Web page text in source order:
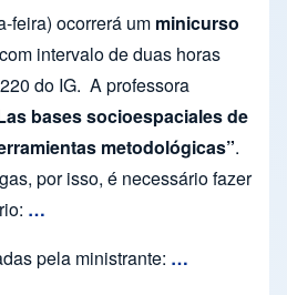
feira) ocorrerá um minicurso
intervalo de duas horas
do IG. A professora
bases socioespaciales de
metodológicas”.
por isso, é necessário fazer
…
pela ministrante: …